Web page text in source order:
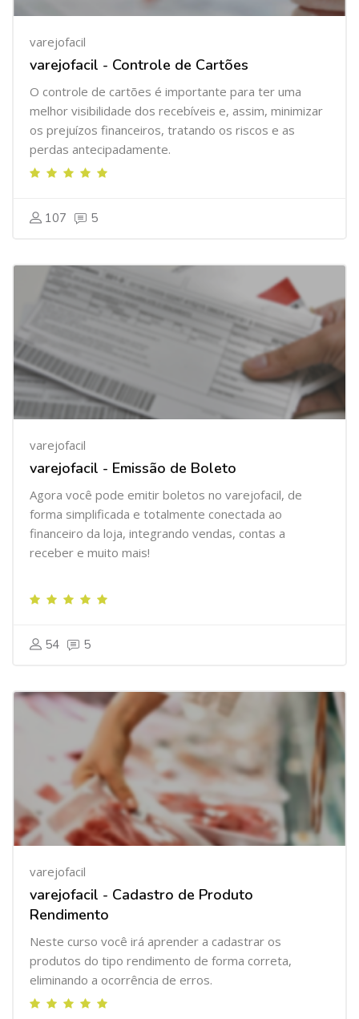
varejofacil
varejofacil - Controle de Cartões
O controle de cartões é importante para ter uma
melhor visibilidade dos recebíveis e, assim, minimizar
os prejuízos financeiros, tratando os riscos e as
perdas antecipadamente.
107 5
varejofacil
varejofacil - Emissão de Boleto
Agora você pode emitir boletos no varejofacil, de
forma simplificada e totalmente conectada ao
financeiro da loja, integrando vendas, contas a
receber e muito mais!
54 5
varejofacil
varejofacil - Cadastro de Produto
Rendimento
Neste curso você irá aprender a cadastrar os
produtos do tipo rendimento de forma correta,
eliminando a ocorrência de erros.